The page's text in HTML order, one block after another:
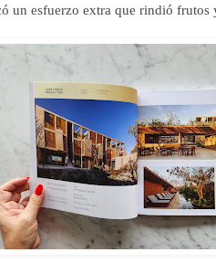
un esfuerzo extra que rindió frutos